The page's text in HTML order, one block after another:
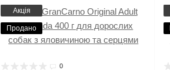
Акція
Продано
0